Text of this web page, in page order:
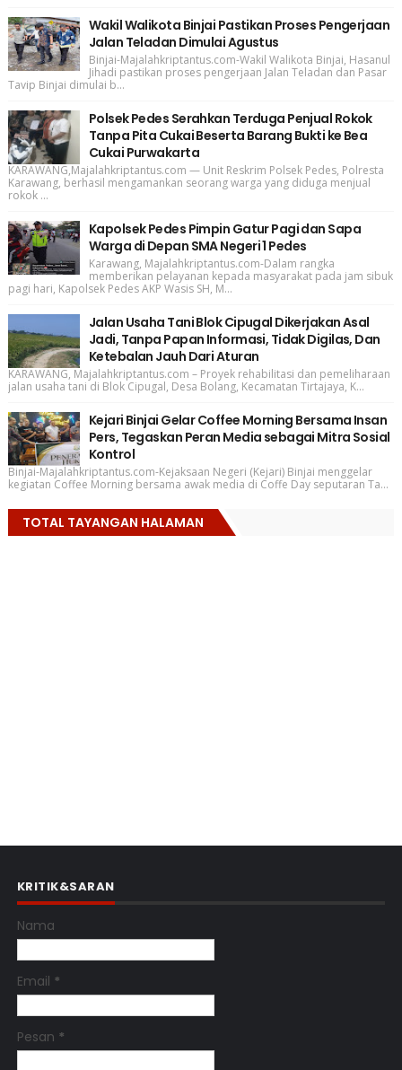
Wakil Walikota Binjai Pastikan Proses Pengerjaan
Jalan Teladan Dimulai Agustus
Binjai-Majalahkriptantus.com-Wakil Walikota Binjai, Hasanul
Jihadi pastikan proses pengerjaan Jalan Teladan dan Pasar
Tavip Binjai dimulai b...
Polsek Pedes Serahkan Terduga Penjual Rokok
Tanpa Pita Cukai Beserta Barang Bukti ke Bea
Cukai Purwakarta
KARAWANG,Majalahkriptantus.com — Unit Reskrim Polsek Pedes, Polresta
Karawang, berhasil mengamankan seorang warga yang diduga menjual
rokok ...
Kapolsek Pedes Pimpin Gatur Pagi dan Sapa
Warga di Depan SMA Negeri 1 Pedes
Karawang, Majalahkriptantus.com-Dalam rangka
memberikan pelayanan kepada masyarakat pada jam sibuk
pagi hari, Kapolsek Pedes AKP Wasis SH, M...
Jalan Usaha Tani Blok Cipugal Dikerjakan Asal
Jadi, Tanpa Papan Informasi, Tidak Digilas, Dan
Ketebalan Jauh Dari Aturan
KARAWANG, Majalahkriptantus.com – Proyek rehabilitasi dan pemeliharaan
jalan usaha tani di Blok Cipugal, Desa Bolang, Kecamatan Tirtajaya, K...
Kejari Binjai Gelar Coffee Morning Bersama Insan
Pers, Tegaskan Peran Media sebagai Mitra Sosial
Kontrol
Binjai-Majalahkriptantus.com-Kejaksaan Negeri (Kejari) Binjai menggelar
kegiatan Coffee Morning bersama awak media di Coffe Day seputaran Ta...
TOTAL TAYANGAN HALAMAN
KRITIK&SARAN
Nama
Email *
Pesan *